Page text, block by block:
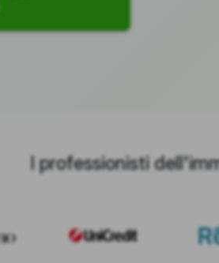
I professionisti